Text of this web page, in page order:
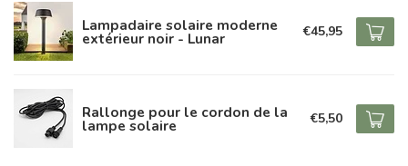
Lampadaire solaire moderne
extérieur noir - Lunar €45,95
Rallonge pour le cordon de la
lampe solaire €5,50